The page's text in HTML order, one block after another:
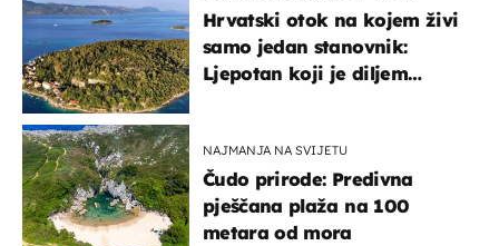
Hrvatski otok na kojem živi
samo jedan stanovnik:
Ljepotan koji je diljem
NAJMANJA NA SVIJETU
Čudo prirode: Predivna
pješčana plaža na 100
metara od mora